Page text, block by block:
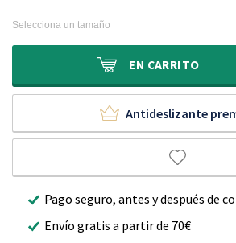
Selecciona un tamaño
EN CARRITO
Antideslizante
Pago seguro, antes y después de
Envío gratis a partir de 70€